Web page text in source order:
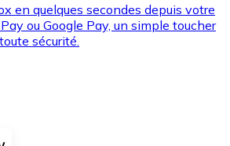
en quelques secondes depuis votre
ou Google Pay, un simple toucher
sécurité.